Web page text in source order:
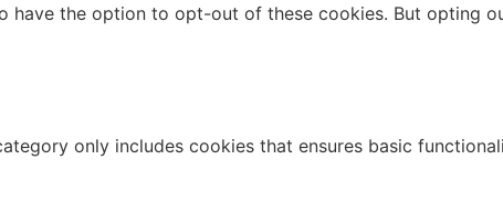
the option to opt-out of these cookies. But opting
only includes cookies that ensures basic